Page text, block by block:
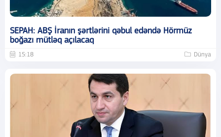
SEPAH: ABŞ İranın şərtlərini qəbul edəndə Hörmüz
boğazı mütləq açılacaq
15:18 Dünya